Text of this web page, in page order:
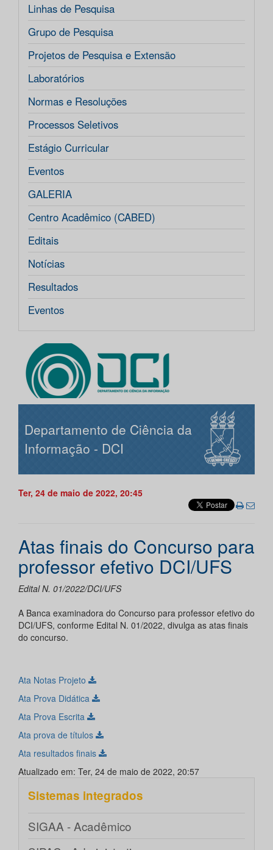
Linhas de Pesquisa
Grupo de Pesquisa
Projetos de Pesquisa e Extensão
Laboratórios
Normas e Resoluções
Processos Seletivos
Estágio Curricular
Eventos
GALERIA
Centro Acadêmico (CABED)
Editais
Notícias
Resultados
Eventos
Departamento de Ciência da
Informação - DCI
Ter, 24 de maio de 2022, 20:45
Atas finais do Concurso para
professor efetivo DCI/UFS
Edital N. 01/2022/DCI/UFS
A Banca examinadora do Concurso para professor efetivo do
DCI/UFS, conforme Edital N. 01/2022, divulga as atas finais
do concurso.
Ata Notas Projeto
Ata Prova Didática
Ata Prova Escrita
Ata prova de títulos
Ata resultados finais
Atualizado em: Ter, 24 de maio de 2022, 20:57
Sistemas integrados
SIGAA - Acadêmico